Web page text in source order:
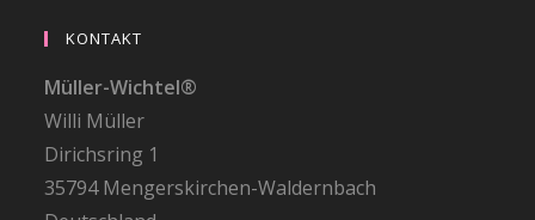
KONTAKT
Müller-Wichtel®
Willi Müller
Dirichsring 1
35794 Mengerskirchen-Waldernbach